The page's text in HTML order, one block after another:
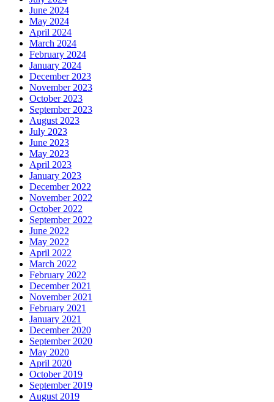
June 2024
May 2024
April 2024
March 2024
February 2024
January 2024
December 2023
November 2023
October 2023
September 2023
August 2023
July 2023
June 2023
May 2023
April 2023
January 2023
December 2022
November 2022
October 2022
September 2022
June 2022
May 2022
April 2022
March 2022
February 2022
December 2021
November 2021
February 2021
January 2021
December 2020
September 2020
May 2020
April 2020
October 2019
September 2019
August 2019